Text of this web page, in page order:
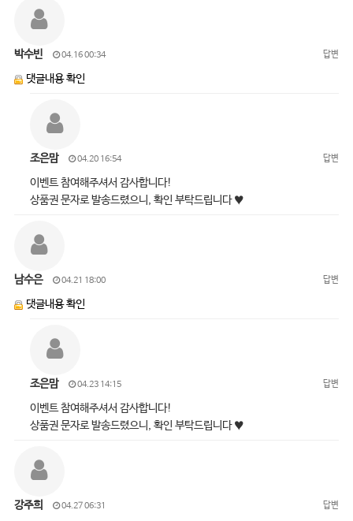
박수빈 04.16 00:34 답변
댓글내용 확인
조은맘 04.20 16:54 답변
이벤트 참여해주셔서 감사합니다!
상품권 문자로 발송드렸으니, 확인 부탁드립니다 ♥
남수은 04.21 18:00 답변
댓글내용 확인
조은맘 04.23 14:15 답변
이벤트 참여해주셔서 감사합니다!
상품권 문자로 발송드렸으니, 확인 부탁드립니다 ♥
강주희 04.27 06:31 답변